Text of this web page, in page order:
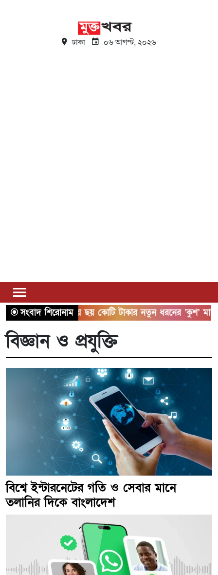
ঢাকা ০৬ আগস্ট, ২০২৬
সংবাদ শিরোনাম
সাতক্ষীরায় ছয় কোটি টাকার নতুন ধরনের ‘কুশ’ মাদকসহ আটক ১
বিজ্ঞান ও প্রযুক্তি
বিশ্বে ইন্টারনেটের গতি ও সেবার মানে
তলানির দিকে বাংলাদেশ